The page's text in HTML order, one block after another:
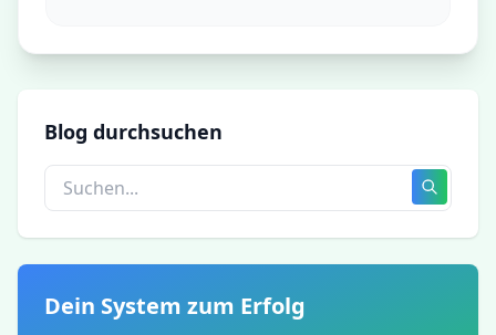
Blog durchsuchen
Dein System zum Erfolg